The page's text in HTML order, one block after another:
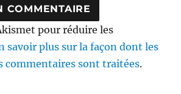
pour réduire les
savoir plus sur la façon dont les
commentaires sont traitées.